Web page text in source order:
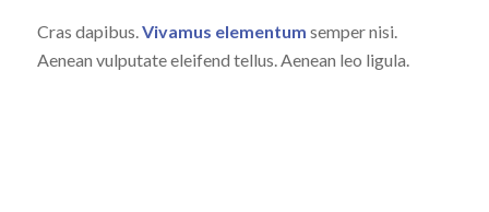
Cras dapibus.Vivamus elementum semper nisi.
Aenean vulputate eleifend tellus. Aenean leo ligula.